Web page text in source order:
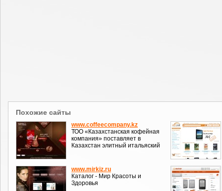
Похожие сайты
www.coffeecompany.kz
ТОО «Казахстанская кофейная
компания» поставляет в
Казахстан элитный итальяский
www.mirkiz.ru
Каталог - Мир Красоты и
Здоровья